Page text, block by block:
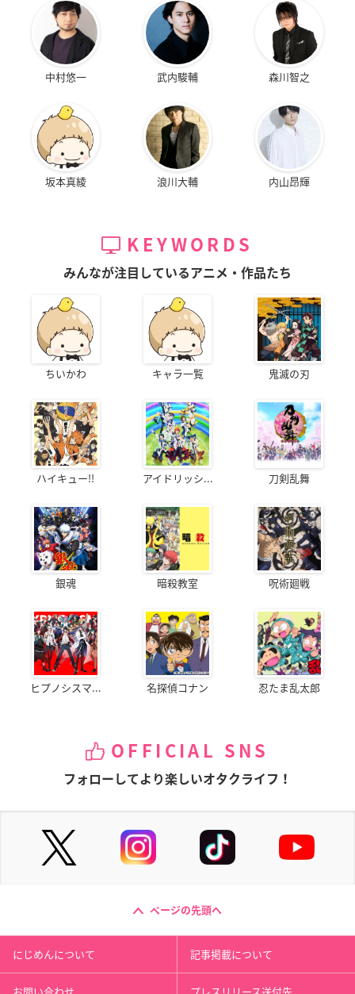
中村悠一 武内駿輔 森川智之
坂本真綾 浪川大輔 内山昂輝
KEYWORDS
みんなが注目しているアニメ・作品たち
ちいかわ キャラ一覧 鬼滅の刃
ハイキュー!! アイドリッシ... 刀剣乱舞
銀魂 暗殺教室 呪術廻戦
ヒプノシスマ... 名探偵コナン 忍たま乱太郎
OFFICIAL SNS
フォローしてより楽しいオタクライフ！
ページの先頭へ
にじめんについて 記事掲載について
お問い合わせ プレスリリース送付先